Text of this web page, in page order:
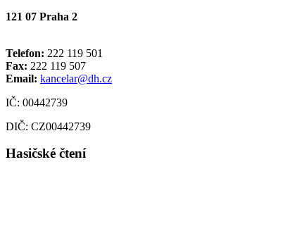
121 07 Praha 2
Telefon: 222 119 501
Fax: 222 119 507
Email: kancelar@dh.cz
IČ: 00442739
DIČ: CZ00442739
Hasičské čtení